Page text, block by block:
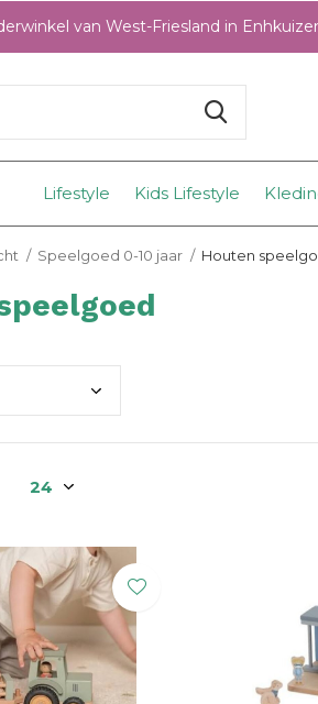
Lifestyle Kids Lifestyle
van West-Friesland in
Speelgoed 0-10 jaar Houten